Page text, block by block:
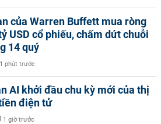
của Warren Buffett mua ròng
USD cổ phiếu, chấm dứt chuỗi
14 quý
1 phút trước
AI khởi đầu chu kỳ mới của thị
điện tử
1 giờ trước